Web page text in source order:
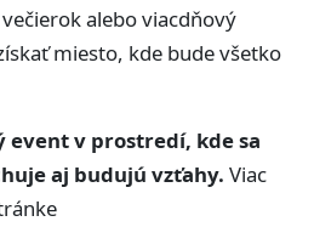
alebo viacdňový
miesto, kde bude všetko
v prostredí, kde sa
aj budujú vzťahy. Viac